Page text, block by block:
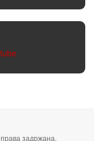
задржана.